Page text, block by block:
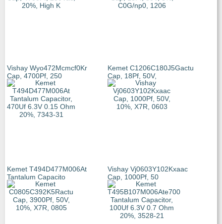
Vishay Wyo472Mcmcf0Kr
Cap, 4700Pf, 250
Kemet C1206C180J5Gactu
Cap, 18Pf, 50V,
Kemet T494D477M006At
Tantalum Capacito
Vishay Vj0603Y102Kxaac
Cap, 1000Pf, 50